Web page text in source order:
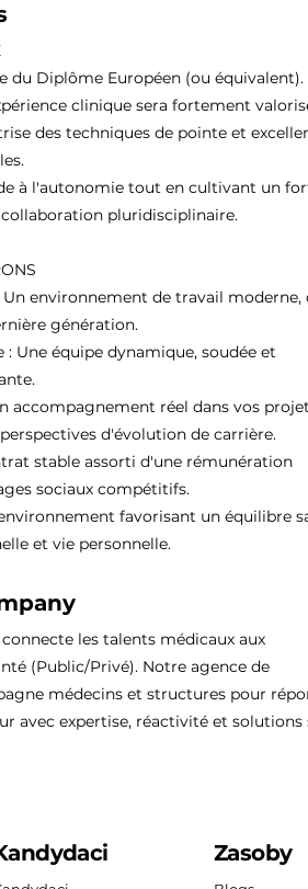
du Diplôme Européen (ou équivalent).
clinique sera fortement
des techniques de pointe et
à l'autonomie tout en cultivant un
pluridisciplinaire.
Un environnement de travail moderne,
génération.
Une équipe dynamique, soudée et
accompagnement réel dans vos
d'évolution de carrière.
stable assorti d'une rémunération
sociaux compétitifs.
favorisant un équilibre
et vie personnelle.
les talents médicaux aux
(Public/Privé). Notre agence de
médecins et structures pour
avec expertise, réactivité et solutions
Zasoby